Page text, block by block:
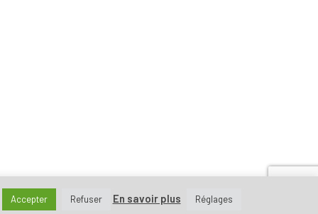
Accepter Refuser En savoir plus Réglages